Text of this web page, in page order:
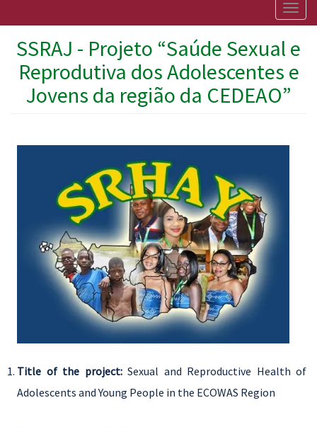
SSRAJ - Projeto “Saúde Sexual e
Reprodutiva dos Adolescentes e
Jovens da região da CEDEAO”
Title of the project: Sexual and Reproductive Health of
Adolescents and Young People in the ECOWAS Region